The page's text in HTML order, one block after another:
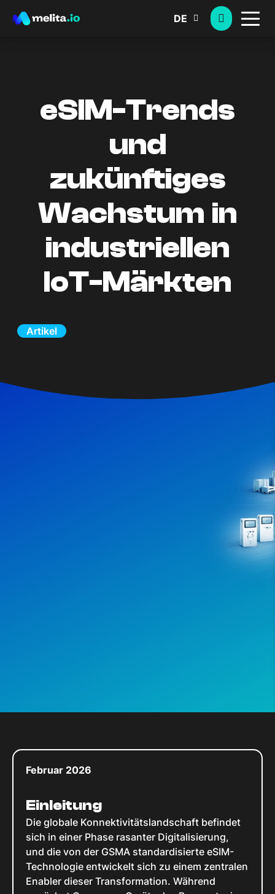
DE
eSIM-Trends
und
zukünftiges
Wachstum in
industriellen
IoT-Märkten
Artikel
Februar 2026
Einleitung
Die globale Konnektivitätslandschaft befindet
sich in einer Phase rasanter Digitalisierung,
und die von der GSMA standardisierte eSIM-
Technologie entwickelt sich zu einem zentralen
Enabler dieser Transformation. Während